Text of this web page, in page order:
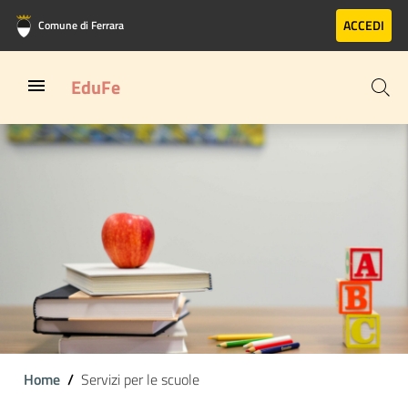
Vai al contenuto principale
Vai al footer
Comune di Ferrara ACCEDI
EduFe
Home Servizi per le scuole